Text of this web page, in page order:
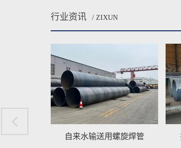
行业资讯 / ZIXUN
水输送用螺旋焊管 排水用Q235B螺旋钢管